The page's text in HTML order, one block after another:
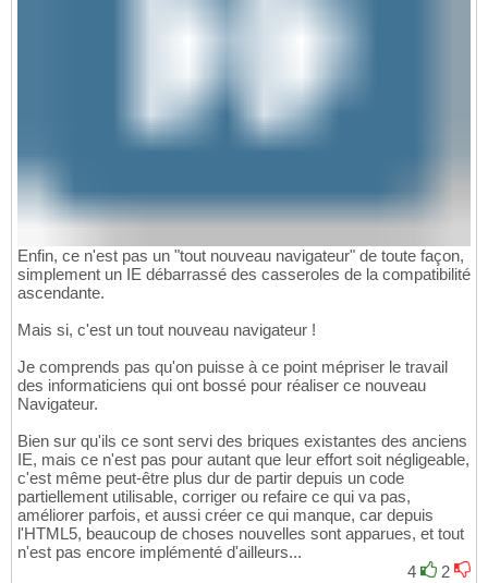
Enfin, ce n'est pas un "tout nouveau navigateur" de toute façon,
simplement un IE débarrassé des casseroles de la compatibilité
ascendante.
Mais si, c'est un tout nouveau navigateur !
Je comprends pas qu'on puisse à ce point mépriser le travail
des informaticiens qui ont bossé pour réaliser ce nouveau
Navigateur.
Bien sur qu'ils ce sont servi des briques existantes des anciens
IE, mais ce n'est pas pour autant que leur effort soit négligeable,
c'est même peut-être plus dur de partir depuis un code
partiellement utilisable, corriger ou refaire ce qui va pas,
améliorer parfois, et aussi créer ce qui manque, car depuis
l'HTML5, beaucoup de choses nouvelles sont apparues, et tout
n'est pas encore implémenté d'ailleurs...
4
2